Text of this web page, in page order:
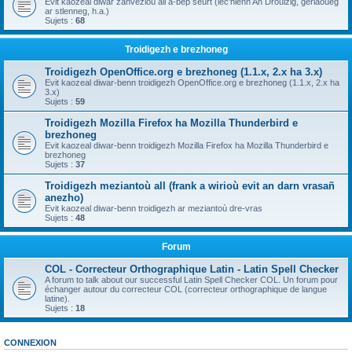
ar stlenneg, h.a.)
Sujets : 68
Troidigezh e brezhoneg
Troidigezh OpenOffice.org e brezhoneg (1.1.x, 2.x ha 3.x)
Evit kaozeal diwar-benn troidigezh OpenOffice.org e brezhoneg (1.1.x, 2.x ha
3.x)
Sujets : 59
Troidigezh Mozilla Firefox ha Mozilla Thunderbird e
brezhoneg
Evit kaozeal diwar-benn troidigezh Mozilla Firefox ha Mozilla Thunderbird e
brezhoneg
Sujets : 37
Troidigezh meziantoù all (frank a wirioù evit an darn vrasañ
anezho)
Evit kaozeal diwar-benn troidigezh ar meziantoù dre-vras
Sujets : 48
Forum
COL - Correcteur Orthographique Latin - Latin Spell Checker
A forum to talk about our successful Latin Spell Checker COL. Un forum pour
échanger autour du correcteur COL (correcteur orthographique de langue
latine).
Sujets : 18
CONNEXION